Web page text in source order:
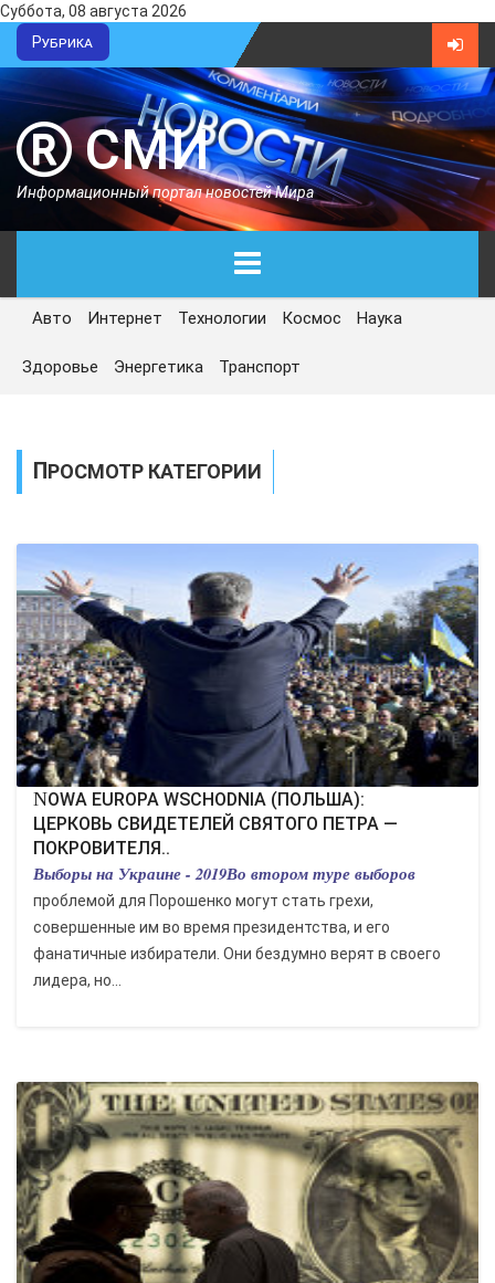
Суббота, 08 августа 2026
Рубрика
СМИ
Информационный портал новостей Мира
ГЛАВНАЯ
СЕГОДНЯ
КУЛЬТУРА
СПОРТ
ВОЕННЫЕ ДЕЙСТВИЯ
ПРОИСШЕСТВИЯ
Авто Интернет Технологии Космос Наука
Здоровье Энергетика Транспорт
ПРОСМОТР КАТЕГОРИИ
NOWA EUROPA WSCHODNIA (ПОЛЬША):
ЦЕРКОВЬ СВИДЕТЕЛЕЙ СВЯТОГО ПЕТРА —
ПОКРОВИТЕЛЯ..
Выборы на Украине - 2019Во втором туре выборов
проблемой для Порошенко могут стать грехи,
совершенные им во время президентства, и его
фанатичные избиратели. Они бездумно верят в своего
лидера, но...